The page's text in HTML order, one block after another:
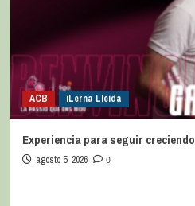
ACB iLerna Lleida
Experiencia para seguir creciendo
agosto 5, 2026 0